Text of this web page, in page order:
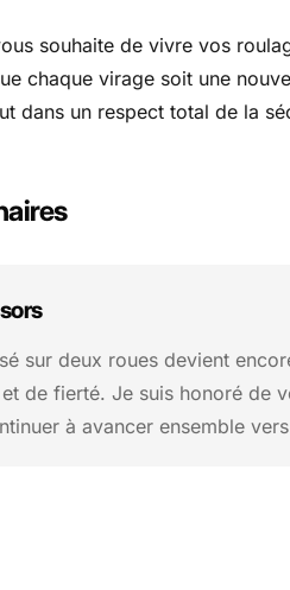
souhaite de vivre vos
chaque virage soit une
dans un respect total de la
sur deux roues devient
de fierté. Je suis honoré de
à avancer ensemble